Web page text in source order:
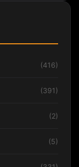
(416)
(391)
(2)
(5)